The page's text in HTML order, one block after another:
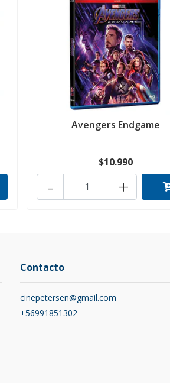
Avengers Endgame
$10.990
+
-
Contacto
cinepetersen@gmail.com
+56991851302